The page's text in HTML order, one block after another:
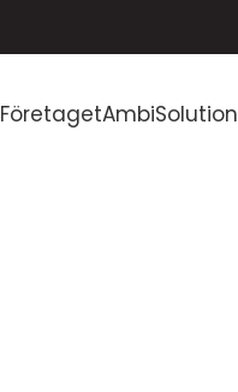
FöretagetAmbiSolution